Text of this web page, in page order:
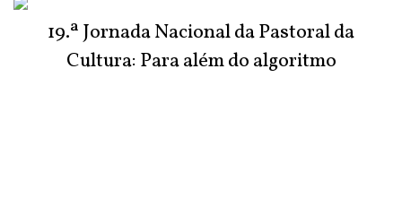
19.ª Jornada Nacional da Pastoral da
Cultura: Para além do algoritmo